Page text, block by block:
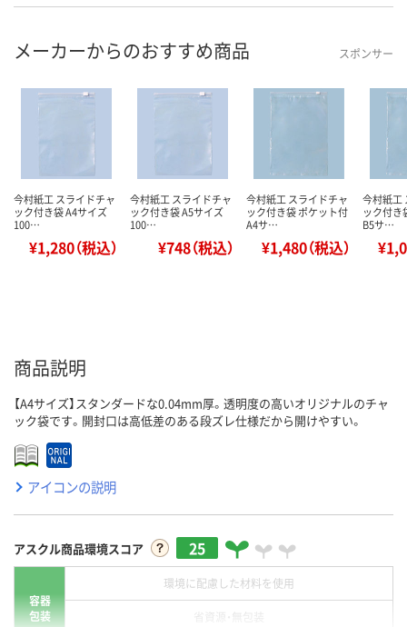
メーカーからのおすすめ商品 スポンサー
今村紙工 スライドチャ
ック付き袋 A4サイズ
100…
¥1,280（税込）
今村紙工 スライドチャ
ック付き袋 A5サイズ
100…
¥748（税込）
今村紙工 スライドチャ
ック付き袋 ポケット付
A4サ…
¥1,480（税込）
今村紙工
ック付き
B5サ…
商品説明
【A4サイズ】スタンダードな0.04mm厚。透明度の高いオリジナルのチャ
ック袋です。開封口は高低差のある段ズレ仕様だから開けやすい。
アイコンの説明
アスクル商品環境スコア 25
容器
包装
環境に配慮した材料を使用